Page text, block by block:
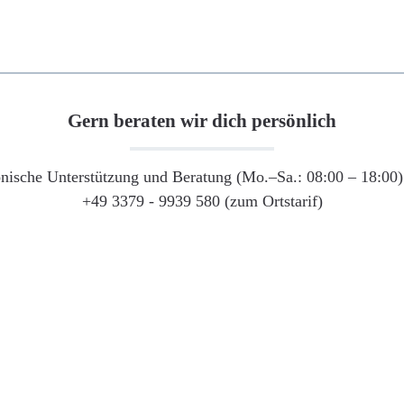
Gern beraten wir dich persönlich
Unterstützung und Beratung (Mo.–Sa.: 08:00 –
+49 3379 - 9939 580 (zum Ortstarif)